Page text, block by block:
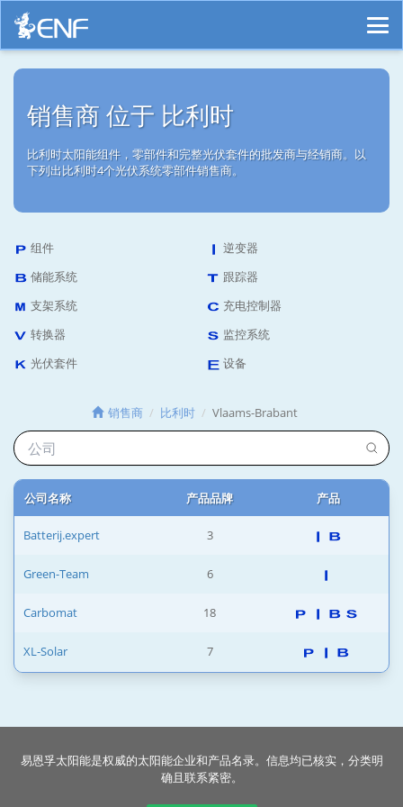
销售商 位于 比利时
比利时太阳能组件，零部件和完整光伏套件的批发商与经销商。以
下列出比利时4个光伏系统零部件销售商。
组件
逆变器
储能系统
跟踪器
支架系统
充电控制器
转换器
监控系统
光伏套件
设备
销售商 比利时 Vlaams-Brabant
公司名称 产品品牌 产品
Batterij.expert 3
Green-Team 6
Carbomat 18
XL-Solar 7
易恩孚太阳能是权威的太阳能企业和产品名录。信息均已核实，分类明
确且联系紧密。